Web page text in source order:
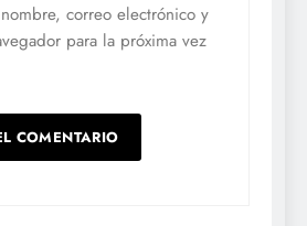
correo electrónico y
para la próxima vez